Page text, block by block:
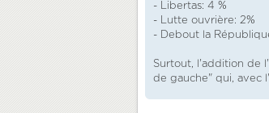
- Libertas: 4 %
- Lutte ouvrière: 2%
- Debout la
Surtout, l'addition de
de gauche" qui, avec